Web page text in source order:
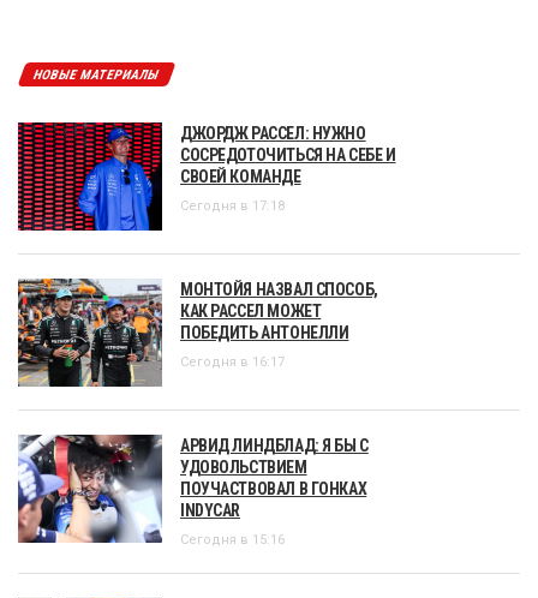
НОВЫЕ МАТЕРИАЛЫ
ДЖОРДЖ РАССЕЛ: НУЖНО
СОСРЕДОТОЧИТЬСЯ НА СЕБЕ И
СВОЕЙ КОМАНДЕ
Сегодня в 17:18
МОНТОЙЯ НАЗВАЛ СПОСОБ,
КАК РАССЕЛ МОЖЕТ
ПОБЕДИТЬ АНТОНЕЛЛИ
Сегодня в 16:17
АРВИД ЛИНДБЛАД: Я БЫ С
УДОВОЛЬСТВИЕМ
ПОУЧАСТВОВАЛ В ГОНКАХ
INDYCAR
Сегодня в 15:16